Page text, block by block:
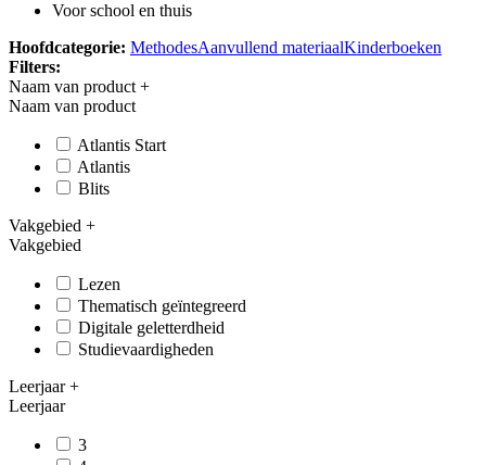
Voor school en thuis
Hoofdcategorie: MethodesAanvullend materiaalKinderboeken
Filters:
Naam van product +
Naam van product
Atlantis Start
Atlantis
Blits
Vakgebied +
Vakgebied
Lezen
Thematisch geïntegreerd
Digitale geletterdheid
Studievaardigheden
Leerjaar+
Leerjaar
3